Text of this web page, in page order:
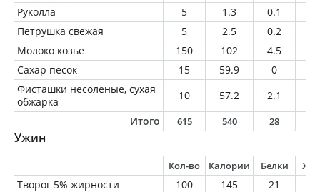
Руколла
5 1.3 0.1
Петрушка свежая
5 2.5 0.2
Молоко козье
150 102 4.5
Сахар песок
15 59.9 0
Фисташки несолёные, сухая
обжарка
10 57.2 2.1
Итого
615 540 28
Ужин
Кол-во Калории Белки
Творог 5% жирности 100 145 21